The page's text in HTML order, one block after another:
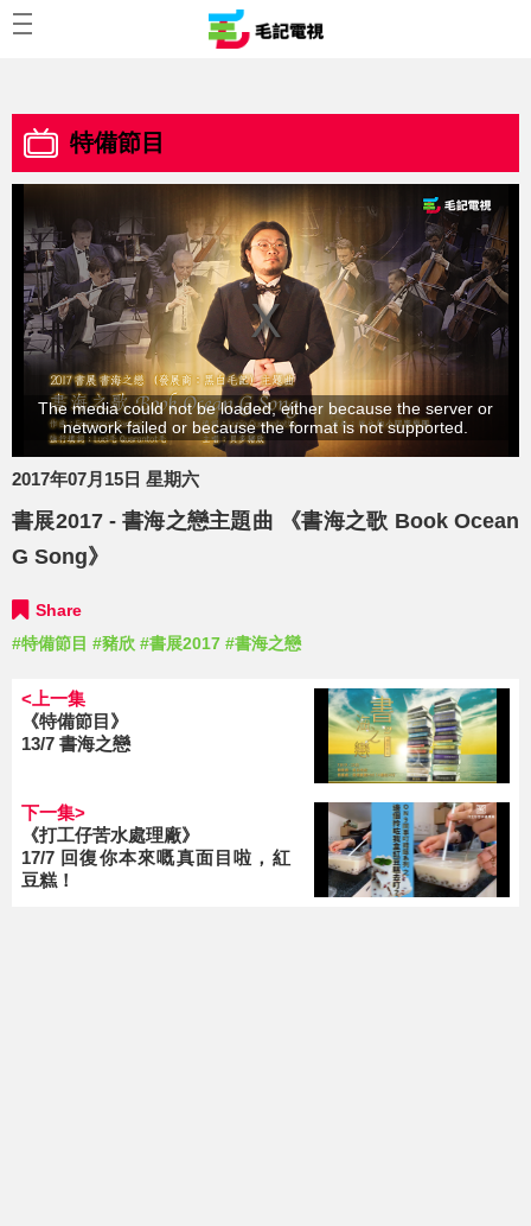
特備節目
The media could not be loaded, either because the server or
network failed or because the format is not supported.
2017年07月15日 星期六
書展2017 - 書海之戀主題曲 《書海之歌 Book Ocean
G Song》
Share
#特備節目 #豬欣 #書展2017 #書海之戀
<上一集
《特備節目》
13/7 書海之戀
下一集>
《打工仔苦水處理廠》
17/7 回復你本來嘅真面目啦，紅
豆糕！